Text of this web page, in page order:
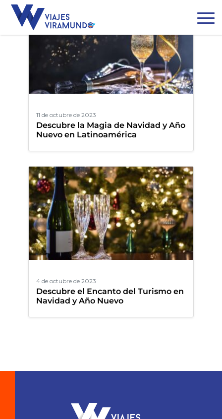
11 de octubre de 2023
Descubre la Magia de Navidad y Año
Nuevo en Latinoamérica
4 de octubre de 2023
Descubre el Encanto del Turismo en
Navidad y Año Nuevo